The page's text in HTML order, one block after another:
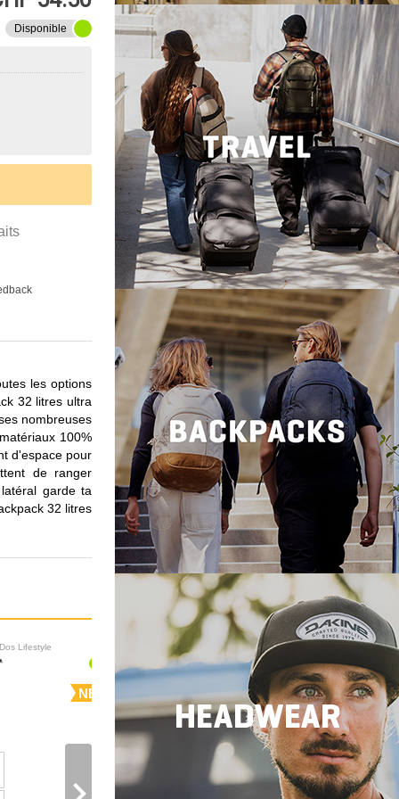
Disponible
les options
32 litres ultra
nombreuses
100%
d'espace pour
de ranger
garde ta
32 litres
Lifestyle
NEW
Sacs à Dos Lifestyle
NEW